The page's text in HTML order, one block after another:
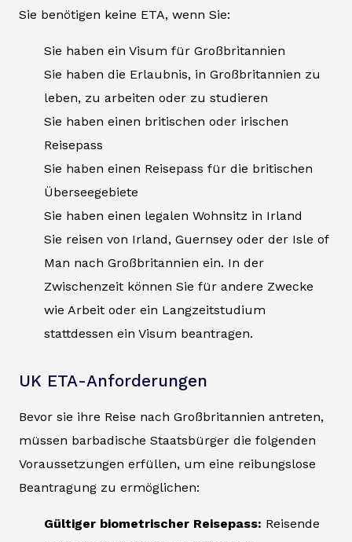
Sie benötigen keine ETA, wenn Sie:
Sie haben ein Visum für Großbritannien
Sie haben die Erlaubnis, in Großbritannien zu
leben, zu arbeiten oder zu studieren
Sie haben einen britischen oder irischen
Reisepass
Sie haben einen Reisepass für die britischen
Überseegebiete
Sie haben einen legalen Wohnsitz in Irland
Sie reisen von Irland, Guernsey oder der Isle of
Man nach Großbritannien ein. In der
Zwischenzeit können Sie für andere Zwecke
wie Arbeit oder ein Langzeitstudium
stattdessen ein Visum beantragen.
UK ETA-Anforderungen
Bevor sie ihre Reise nach Großbritannien antreten,
müssen barbadische Staatsbürger die folgenden
Voraussetzungen erfüllen, um eine reibungslose
Beantragung zu ermöglichen:
Gültiger biometrischer Reisepass: Reisende